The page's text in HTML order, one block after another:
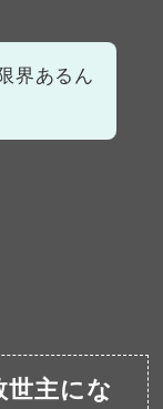
界あるん
世主にな